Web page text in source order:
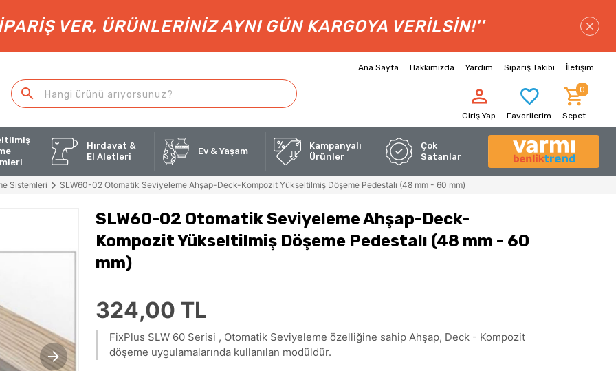
VER, ÜRÜNLERINIZ AYNI GÜN KARGOYA VERILSIN!''
Ana Sayfa Hakkımızda Yardım Sipariş Takibi İletişim
Giriş Yap Favorilerim Sepet
0
Hırdavat &
El Aletleri
Ev & Yaşam
Kampanyalı
Ürünler
Çok
Satanlar
Sistemleri SLW60-02 Otomatik Seviyeleme Ahşap-Deck-Kompozit Yükseltilmiş Döşeme Pedestalı (48 mm - 60 mm)
SLW60-02 Otomatik Seviyeleme Ahşap-Deck-
Kompozit Yükseltilmiş Döşeme Pedestalı (48 mm - 60
mm)
324,00 TL
FixPlus SLW 60 Serisi , Otomatik Seviyeleme özelliğine sahip Ahşap, Deck - Kompozit
döşeme uygulamalarında kullanılan modüldür.